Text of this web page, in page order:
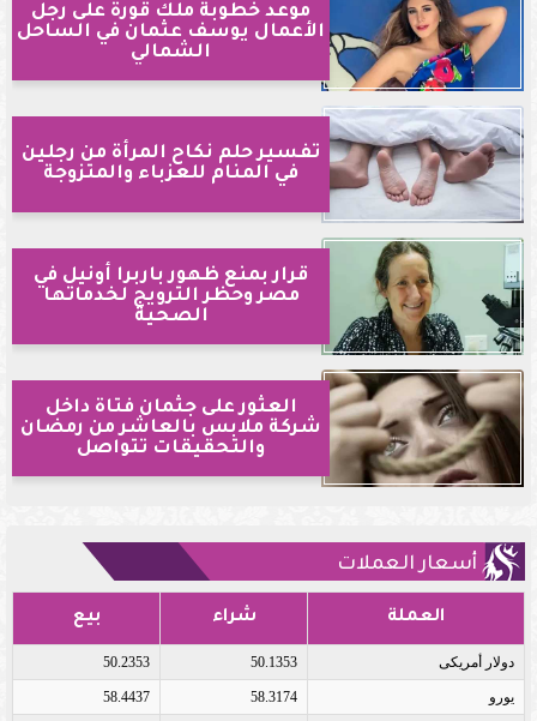
موعد خطوبة ملك قورة على رجل
الأعمال يوسف عثمان في الساحل
الشمالي
تفسير حلم نكاح المرأة من رجلين
في المنام للعزباء والمتزوجة
قرار بمنع ظهور باربرا أونيل في
مصر وحظر الترويج لخدماتها
الصحية
العثور على جثمان فتاة داخل
شركة ملابس بالعاشر من رمضان
والتحقيقات تتواصل
أسعار العملات
العملة شراء بيع
دولار أمريكى 50.1353
50.2353
يورو 58.3174
58.4437